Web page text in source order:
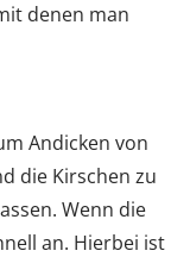
denen man
Andicken von
die Kirschen zu
Wenn die
an. Hierbei ist